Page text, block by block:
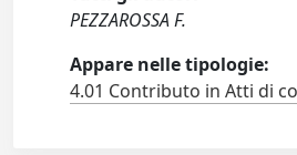
PEZZAROSSA F.
Appare nelle tipologie:
4.01 Contributo in Atti di